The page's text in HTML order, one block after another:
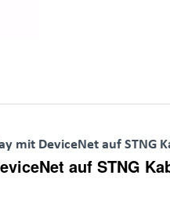
mit DeviceNet auf STNG
auf STNG